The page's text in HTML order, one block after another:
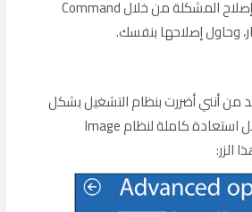
كنت تعتقد أنه يمكنك إصلاح المشكلة من خلال Command
من أنني أضررت بنظام التشغيل بشكل
كبير، لذلك سأقوم بعمل استعادة كاملة لنظام Image